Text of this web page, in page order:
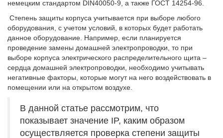
немецким стандартом DIN40050-9, а также ГОСТ 14254-96.
Степень защиты корпуса учитывается при выборе любого
оборудования, с учетом условий, в которых будет работать
данное оборудование. Например, если планируется
проведение замены домашней электропроводки, то при
выборе корпуса электрического распределительного щита –
сердца домашней электропроводки, необходимо учитывать
негативные факторы, которые могут на него воздействовать в
помещении или на открытом воздухе.
В данной статье рассмотрим, что
показывает значение IP, каким образом
осуществляется проверка степени защиты